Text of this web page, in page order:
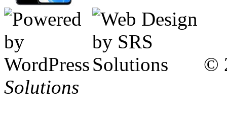
©
Solutions